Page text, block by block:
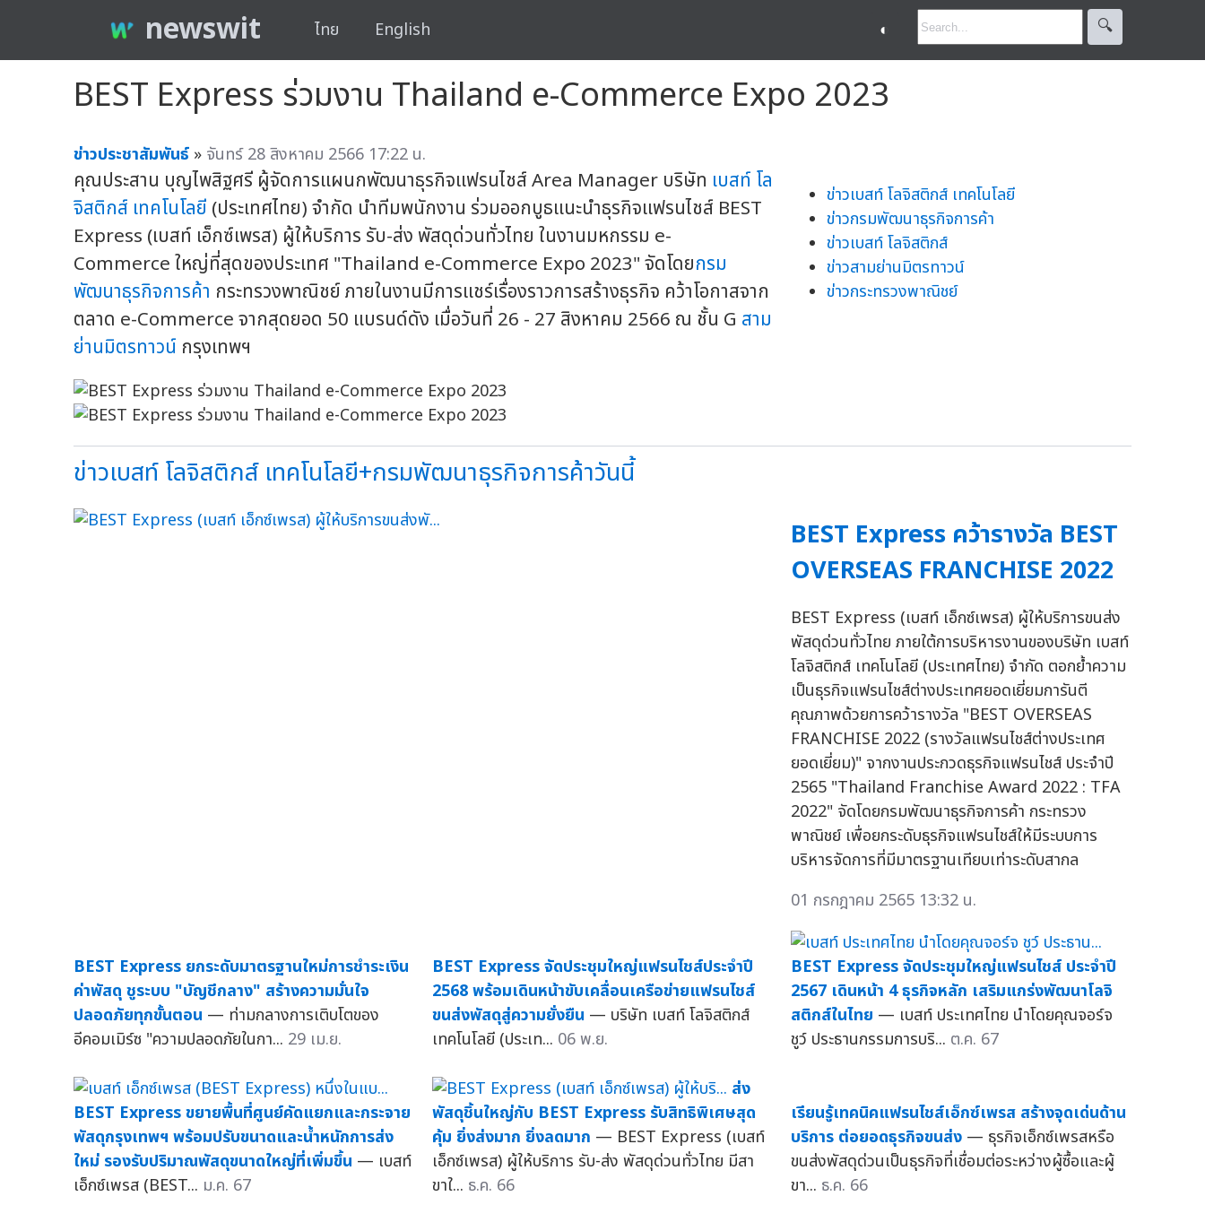
newswit ไทย English ◐ 🔍︎
BEST Express ร่วมงาน Thailand e-Commerce Expo 2023
ข่าวประชาสัมพันธ์ » จันทร์ 28 สิงหาคม 2566 17:22 น.
คุณประสาน บุญไพสิฐศรี ผู้จัดการแผนกพัฒนาธุรกิจแฟรนไชส์ Area Manager บริษัท เบสท์ โล
จิสติกส์ เทคโนโลยี (ประเทศไทย) จำกัด นำทีมพนักงาน ร่วมออกบูธแนะนำธุรกิจแฟรนไชส์ BEST
Express (เบสท์ เอ็กซ์เพรส) ผู้ให้บริการ รับ-ส่ง พัสดุด่วนทั่วไทย ในงานมหกรรม e-
Commerce ใหญ่ที่สุดของประเทศ "Thailand e-Commerce Expo 2023" จัดโดยกรม
พัฒนาธุรกิจการค้า กระทรวงพาณิชย์ ภายในงานมีการแชร์เรื่องราวการสร้างธุรกิจ คว้าโอกาสจาก
ตลาด e-Commerce จากสุดยอด 50 แบรนด์ดัง เมื่อวันที่ 26 - 27 สิงหาคม 2566 ณ ชั้น G สาม
ย่านมิตรทาวน์ กรุงเทพฯ
ข่าวเบสท์ โลจิสติกส์ เทคโนโลยี
ข่าวกรมพัฒนาธุรกิจการค้า
ข่าวเบสท์ โลจิสติกส์
ข่าวสามย่านมิตรทาวน์
ข่าวกระทรวงพาณิชย์
ข่าวเบสท์ โลจิสติกส์ เทคโนโลยี+กรมพัฒนาธุรกิจการค้าวันนี้
BEST Express คว้ารางวัล BEST
OVERSEAS FRANCHISE 2022
BEST Express (เบสท์ เอ็กซ์เพรส) ผู้ให้บริการขนส่ง
พัสดุด่วนทั่วไทย ภายใต้การบริหารงานของบริษัท เบสท์
โลจิสติกส์ เทคโนโลยี (ประเทศไทย) จำกัด ตอกย้ำความ
เป็นธุรกิจแฟรนไชส์ต่างประเทศยอดเยี่ยมการันตี
คุณภาพด้วยการคว้ารางวัล "BEST OVERSEAS
FRANCHISE 2022 (รางวัลแฟรนไชส์ต่างประเทศ
ยอดเยี่ยม)" จากงานประกวดธุรกิจแฟรนไชส์ ประจำปี
2565 "Thailand Franchise Award 2022 : TFA
2022" จัดโดยกรมพัฒนาธุรกิจการค้า กระทรวง
พาณิชย์ เพื่อยกระดับธุรกิจแฟรนไชส์ให้มีระบบการ
บริหารจัดการที่มีมาตรฐานเทียบเท่าระดับสากล
01 กรกฎาคม 2565 13:32 น.
BEST Express ยกระดับมาตรฐานใหม่การชำระเงิน
ค่าพัสดุ ชูระบบ "บัญชีกลาง" สร้างความมั่นใจ
ปลอดภัยทุกขั้นตอน — ท่ามกลางการเติบโตของ
อีคอมเมิร์ซ "ความปลอดภัยในกา... 29 เม.ย.
BEST Express จัดประชุมใหญ่แฟรนไชส์ประจำปี
2568 พร้อมเดินหน้าขับเคลื่อนเครือข่ายแฟรนไชส์
ขนส่งพัสดุสู่ความยั่งยืน — บริษัท เบสท์ โลจิสติกส์
เทคโนโลยี (ประเท... 06 พ.ย.
BEST Express จัดประชุมใหญ่แฟรนไชส์ ประจำปี
2567 เดินหน้า 4 ธุรกิจหลัก เสริมแกร่งพัฒนาโลจิ
สติกส์ในไทย — เบสท์ ประเทศไทย นำโดยคุณจอร์จ
ชูว์ ประธานกรรมการบริ... ต.ค. 67
BEST Express ขยายพื้นที่ศูนย์คัดแยกและกระจาย
พัสดุกรุงเทพฯ พร้อมปรับขนาดและน้ำหนักการส่ง
ใหม่ รองรับปริมาณพัสดุขนาดใหญ่ที่เพิ่มขึ้น — เบสท์
เอ็กซ์เพรส (BEST... ม.ค. 67
ส่ง
พัสดุชิ้นใหญ่กับ BEST Express รับสิทธิพิเศษสุด
คุ้ม ยิ่งส่งมาก ยิ่งลดมาก — BEST Express (เบสท์
เอ็กซ์เพรส) ผู้ให้บริการ รับ-ส่ง พัสดุด่วนทั่วไทย มีสา
ขาใ... ธ.ค. 66
เรียนรู้เทคนิคแฟรนไชส์เอ็กซ์เพรส สร้างจุดเด่นด้าน
บริการ ต่อยอดธุรกิจขนส่ง — ธุรกิจเอ็กซ์เพรสหรือ
ขนส่งพัสดุด่วนเป็นธุรกิจที่เชื่อมต่อระหว่างผู้ซื้อและผู้
ขา... ธ.ค. 66